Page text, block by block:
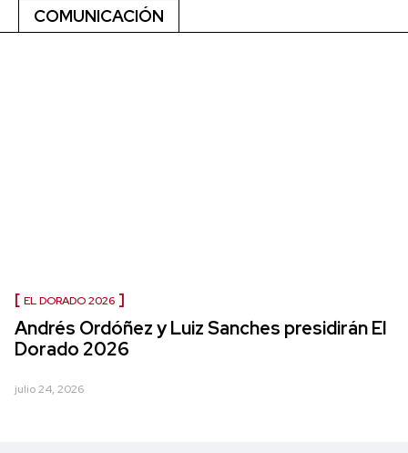
COMUNICACIÓN
EL DORADO 2026
Andrés Ordóñez y Luiz Sanches presidirán El
Dorado 2026
julio 24, 2026